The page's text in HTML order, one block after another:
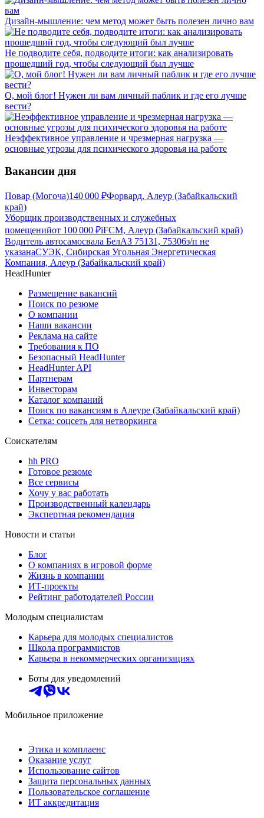
Дизайн-мышление: чем метод может быть полезен лично вам
Не подводите себя, подводите итоги: как анализировать
прошедший год, чтобы следующий был лучше
О, мой блог! Нужен ли вам личный паблик и где его лучше
вести?
Неэффективное управление и чрезмерная нагрузка —
основные угрозы для психического здоровья на работе
Вакансии дня
Повар (Могоча)140 000 ₽Форвард, Алеур (Забайкальский
край)
Уборщик производственных и служебных
помещенийот 100 000 ₽iFCM, Алеур (Забайкальский край)
Водитель автосамосвала БелАЗ 75131, 75306з/п не
указанаСУЭК, Сибирская Угольная Энергетическая
Компания, Алеур (Забайкальский край)
HeadHunter
Размещение вакансий
Поиск по резюме
О компании
Наши вакансии
Реклама на сайте
Требования к ПО
Безопасный HeadHunter
HeadHunter API
Партнерам
Инвесторам
Каталог компаний
Поиск по вакансиям в Алеуре (Забайкальский край)
Сетка: соцсеть для нетворкинга
Соискателям
hh PRO
Готовое резюме
Все сервисы
Хочу у вас работать
Производственный календарь
Экспертная рекомендация
Новости и статьи
Блог
О компаниях в игровой форме
Жизнь в компании
ИТ-проекты
Рейтинг работодателей России
Молодым специалистам
Карьера для молодых специалистов
Школа программистов
Карьера в некоммерческих организациях
Боты для уведомлений
Мобильное приложение
Этика и комплаенс
Оказание услуг
Использование сайтов
Защита персональных данных
Пользовательское соглашение
ИТ аккредитация